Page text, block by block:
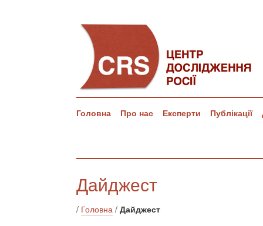
Головна Про нас Експерти Публікації
Дайджест
/ Головна / Дайджест